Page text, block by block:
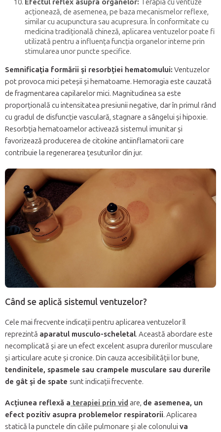
Efectul reflex asupra organelor:
Terapia cu ventuze
acționează, de asemenea, pe baza mecanismelor reflexe,
similar cu acupunctura sau acupresura. În conformitate cu
medicina tradițională chineză, aplicarea ventuzelor poate fi
utilizată pentru a influența funcția organelor interne prin
stimularea unor puncte specifice.
Semnificația formării și resorbției hematomului: Ventuzelor
pot provoca mici peteșii și hematoame. Hemoragia este cauzată
de fragmentarea capilarelor mici. Magnitudinea sa este
proporțională cu intensitatea presiunii negative, dar în primul rând
cu gradul de disfuncție vasculară, stagnare a sângelui și hipoxie.
Resorbția hematoamelor activează sistemul imunitar și
favorizează producerea de citokine antiinflamatorii care
contribuie la regenerarea țesuturilor din jur.
Când se aplică sistemul ventuzelor?
Cele mai frecvente indicații pentru aplicarea ventuzelor îl
reprezintă aparatul musculo-scheletal. Această abordare este
necomplicată și are un efect excelent asupra durerilor musculare
și articulare acute și cronice. Din cauza accesibilității lor bune,
tendinitele, spasmele sau crampele musculare sau durerile
de gât și de spate sunt indicații frecvente.
Acțiunea reflexă a terapiei prin vid are, de asemenea, un
efect pozitiv asupra problemelor respiratorii. Aplicarea
statică la punctele din căile pulmonare și ale colonului va